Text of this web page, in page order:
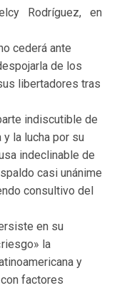
Rodríguez, en
cederá ante
de los
libertadores tras
indiscutible de
la lucha por su
indeclinable de
casi unánime
consultivo del
en su
la
y
factores